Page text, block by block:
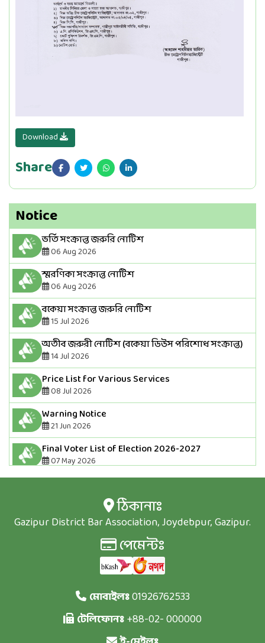
Download
Share
Notice
ভর্তি সংক্রান্ত জরুরি নোটিশ
06 Aug 2026
স্মরণিকা সংক্রান্ত নোটিশ
06 Aug 2026
বকেয়া সংক্রান্ত জরুরি নোটিশ
15 Jul 2026
অতীব জরুরী নোটিশ (বকেয়া ডিউস পরিশোধ সংক্রান্ত)
14 Jul 2026
Price List for Various Services
08 Jul 2026
Warning Notice
21 Jun 2026
Final Voter List of Election 2026-2027
07 May 2026
someone has been removed from the voter
list,they should contact the Bar Office tomorrow
with their receipt.And if anyone needs to correct
their information,they should also contact the Bar
office tomorrow)
আইনজীবীগনের নামের তালিকা সদস্য নম্বরসহ
সাধারণ সভার নোটিশ
ঠিকানাঃ
Gazipur District Bar Association, Joydebpur, Gazipur.
পেমেন্টঃ
মোবাইলঃ01926762533
টেলিফোনঃ+88-02- 000000